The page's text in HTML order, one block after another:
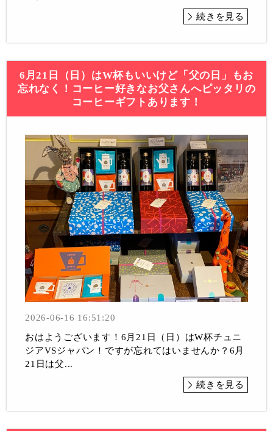
続きを見る
6月21日（日）はW杯もいいけど「父の日」もお
忘れなく！コーヒー好きなお父さんへピッタリの
コーヒーギフトあります！
2026-06-16 16:51:20
おはようございます！6月21日（日）はW杯チュニ
ジアVSジャパン！ですが忘れてはいませんか？6月
21日は父...
続きを見る